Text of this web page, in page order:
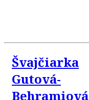
Švajčiarka
Gutová-
Behramiová